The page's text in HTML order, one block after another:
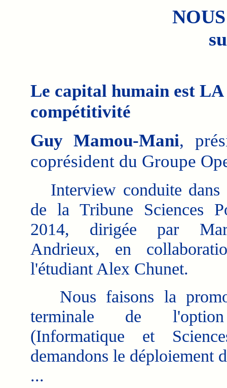
Le capital humain est
compétitivité
Guy Mamou-Mani,
coprésident du Groupe
Interview conduite dans
de la Tribune Sciences
2014, dirigée par
Andrieux, en
l'étudiant Alex Chunet.
Nous faisons la
terminale de
(Informatique et
demandons le déploiement
...